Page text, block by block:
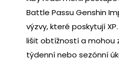
Battle Passu Genshin
výzvy, které poskytují
lišit obtížností a mohou
týdenní nebo sezónní